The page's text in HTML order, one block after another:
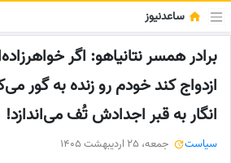
ساعدنیوز
برادر همسر نتانیاهو: اگر
ازدواج کند خودم رو زنده به گور
انگار به قبر اجدادش تُف می‌اندازد!
سیاست جمعه، 25 اردیبهشت 1405